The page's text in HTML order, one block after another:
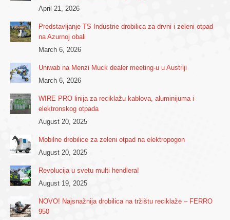
April 21, 2026
Predstavljanje TS Industrie drobilica za drvni i zeleni otpad
na Azurnoj obali
March 6, 2026
Uniwab na Menzi Muck dealer meeting-u u Austriji
March 6, 2026
WIRE PRO linija za reciklažu kablova, aluminijuma i
elektronskog otpada
August 20, 2025
Mobilne drobilice za zeleni otpad na elektropogon
August 20, 2025
Revolucija u svetu multi hendlera!
August 19, 2025
NOVO! Najsnažnija drobilica na tržištu reciklaže – FERRO
950